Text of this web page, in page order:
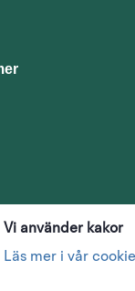
Vi använder kakor
Läs mer i vår